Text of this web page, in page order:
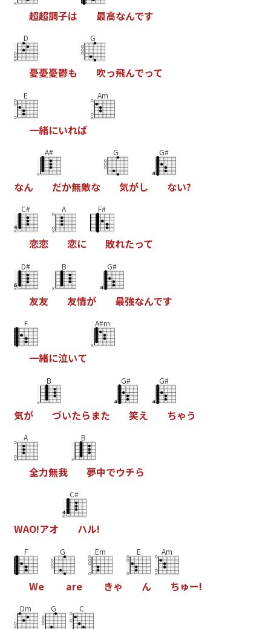
超超調子は 最高なんてす
D
憂憂憂鬱も
G
吹っ飛んてって
E
一緒にいれは
Am
なん
A#
たか無敵な
G
気かし
G#
ない?
C#
恋恋
A
恋に
F#
敗れたって
D#
友友
B
友情か
G#
最強なんてす
F
一緒に泣いて
A#m
気か
B
ついたら また
G#
笑え
G#
ちゃう
A
全力無我
B
夢中てウチら
WAO!アオ
C#
ハル!
F
We
G
are
Em
きゃ
E
ん
Am
ちゅー!
Dm G C